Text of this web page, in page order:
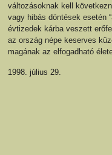
változásoknak kell
vagy hibás döntések esetén
évtizedek kárba veszett
az ország népe keserves
magának az elfogadható
1998. július 29.